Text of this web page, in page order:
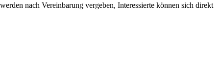
nach Vereinbarung vergeben, Interessierte können sich direkt